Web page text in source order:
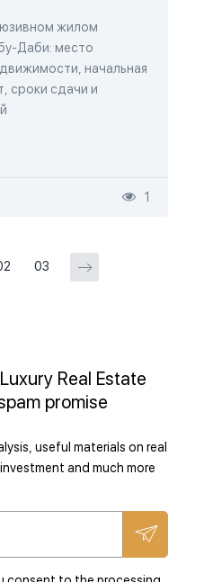
жилом
Даби: место
начальная
сроки сдачи и
1
03
Real Estate
promise
useful materials on real
and much more